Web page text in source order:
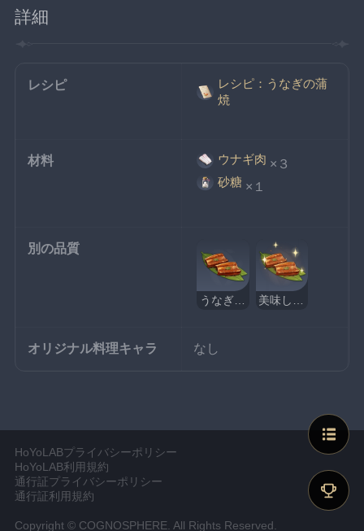
詳細
レシピ
レシピ：うなぎの蒲
焼
材料 ウナギ肉 ×３
砂糖 ×１
別の品質
うなぎの蒲焼
オリジナル料理キャラ なし
HoYoLABプライバシーポリシー
HoYoLAB利用規約
通行証プライバシーポリシー
通行証利用規約
Copyright © COGNOSPHERE. All Rights Reserved.